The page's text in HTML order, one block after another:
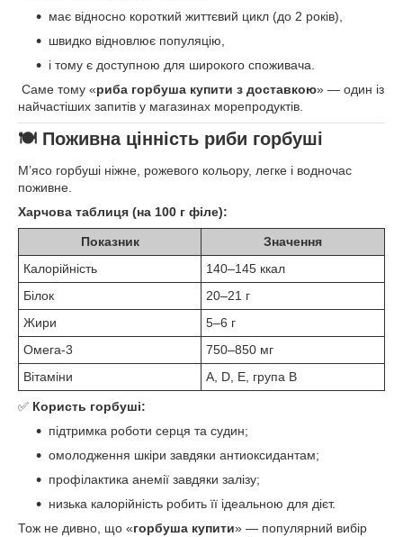
має відносно короткий життєвий цикл (до 2 років),
швидко відновлює популяцію,
і тому є доступною для широкого споживача.
Саме тому «риба горбуша купити з доставкою» — один із
найчастіших запитів у магазинах морепродуктів.
🍽 Поживна цінність риби горбуші
М’ясо горбуші ніжне, рожевого кольору, легке і водночас
поживне.
Харчова таблиця (на 100 г філе):
Показник
Значення
Калорійність
140–145 ккал
Білок
20–21 г
Жири
5–6 г
Омега-3
750–850 мг
Вітаміни
A, D, E, група B
✅ Користь горбуші:
підтримка роботи серця та судин;
омолодження шкіри завдяки антиоксидантам;
профілактика анемії завдяки залізу;
низька калорійність робить її ідеальною для дієт.
Тож не дивно, що «горбуша купити» — популярний вибір